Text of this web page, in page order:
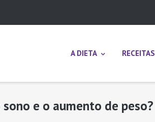
A DIETA RECEITAS
e o aumento de peso?